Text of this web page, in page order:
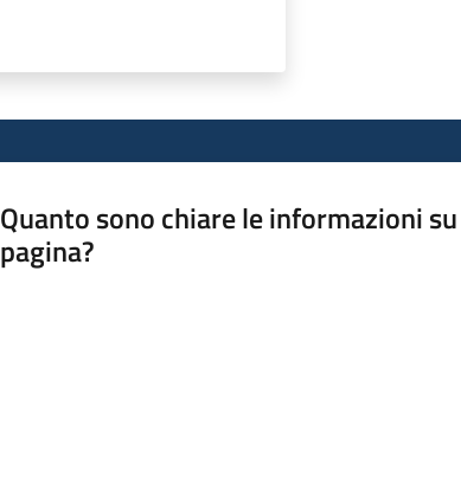
Quanto sono chiare le informazioni
pagina?